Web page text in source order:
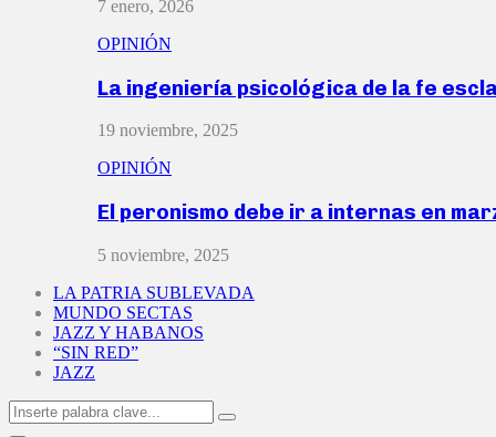
7 enero, 2026
OPINIÓN
La ingeniería psicológica de la fe
19 noviembre, 2025
OPINIÓN
El peronismo debe ir a internas en
5 noviembre, 2025
LA PATRIA SUBLEVADA
MUNDO SECTAS
JAZZ Y HABANOS
“SIN RED”
JAZZ
Search
for:
Search